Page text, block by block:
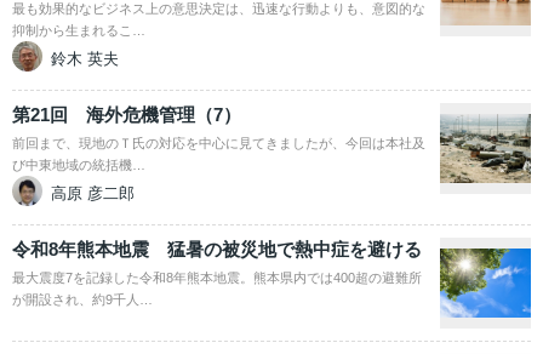
最も効果的なビジネス上の意思決定は、迅速な行動よりも、意図的な
抑制から生まれるこ…
鈴木 英夫
第21回 海外危機管理（7）
前回まで、現地のＴ氏の対応を中心に見てきましたが、今回は本社及
び中東地域の統括機…
高原 彦二郎
令和8年熊本地震 猛暑の被災地で熱中症を避ける
最大震度7を記録した令和8年熊本地震。熊本県内では400超の避難所
が開設され、約9千人…